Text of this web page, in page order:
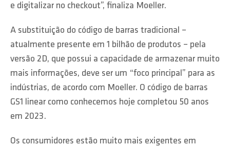
e digitalizar no checkout”, finaliza Moeller.
A substituição do código de barras tradicional –
atualmente presente em 1 bilhão de produtos – pela
versão 2D, que possui a capacidade de armazenar muito
mais informações, deve ser um “foco principal” para as
indústrias, de acordo com Moeller. O código de barras
GS1 linear como conhecemos hoje completou 50 anos
em 2023.
Os consumidores estão muito mais exigentes em